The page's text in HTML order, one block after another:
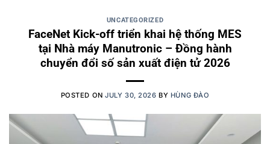
UNCATEGORIZED
FaceNet Kick-off triển khai hệ thống MES
tại Nhà máy Manutronic – Đồng hành
chuyển đổi số sản xuất điện tử 2026
POSTED ONJULY 30, 2026 BY HÙNG ĐÀO